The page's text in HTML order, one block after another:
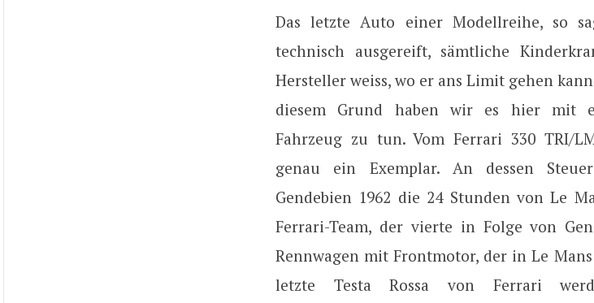
Das letzte Auto einer Modellreihe, so
technisch ausgereift, sämtliche
Hersteller weiss, wo er ans Limit gehen
diesem Grund haben wir es hier mit
Fahrzeug zu tun. Vom Ferrari 330 TRI/
genau ein Exemplar. An dessen
Gendebien 1962 die 24 Stunden von Le
Ferrari-Team, der vierte in Folge von
Rennwagen mit Frontmotor, der in Le
letzte Testa Rossa von Ferrari